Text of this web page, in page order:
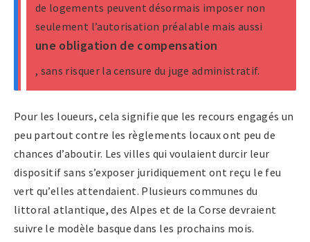
de logements peuvent désormais imposer non
seulement l’autorisation préalable mais aussi
une obligation de compensation
, sans risquer la censure du juge administratif.
Pour les loueurs, cela signifie que les recours engagés un
peu partout contre les règlements locaux ont peu de
chances d’aboutir. Les villes qui voulaient durcir leur
dispositif sans s’exposer juridiquement ont reçu le feu
vert qu’elles attendaient. Plusieurs communes du
littoral atlantique, des Alpes et de la Corse devraient
suivre le modèle basque dans les prochains mois.